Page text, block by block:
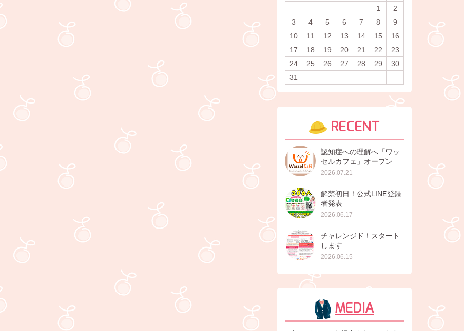
1
2
3
4 5 6 7 8
9
10
11 12 13 14 15
16
17
18 19 20 21 22
23
24
25 26 27 28 29
30
31
RECENT
認知症への理解へ「ワッ
セルカフェ」オープン
2026.07.21
解禁初日！公式LINE登録
者発表
2026.06.17
チャレンジド！スタート
します
2026.06.15
MEDIA